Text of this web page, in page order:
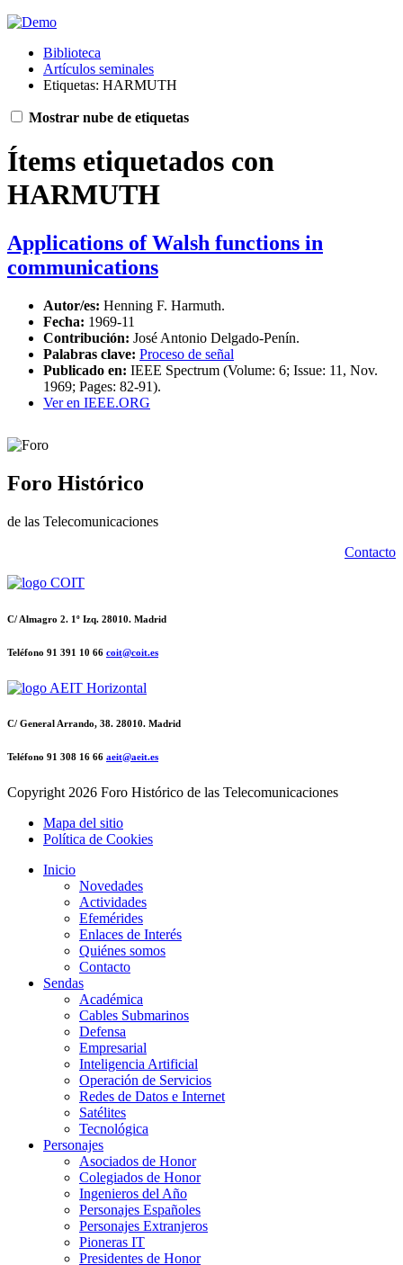
Biblioteca
Artículos seminales
Etiquetas: HARMUTH
Mostrar nube de etiquetas
Ítems etiquetados con
HARMUTH
Applications of Walsh functions in
communications
Autor/es: Henning F. Harmuth.
Fecha: 1969-11
Contribución: José Antonio Delgado-Penín.
Palabras clave: Proceso de señal
Publicado en: IEEE Spectrum (Volume: 6; Issue: 11, Nov.
1969; Pages: 82-91).
Ver en IEEE.ORG
Foro Histórico
de las Telecomunicaciones
Contacto
C/ Almagro 2. 1º Izq. 28010. Madrid
Teléfono 91 391 10 66 coit@coit.es
C/ General Arrando, 38. 28010. Madrid
Teléfono 91 308 16 66 aeit@aeit.es
Copyright2026 Foro Histórico de las Telecomunicaciones
Mapa del sitio
Política de Cookies
Inicio
Novedades
Actividades
Efemérides
Enlaces de Interés
Quiénes somos
Contacto
Sendas
Académica
Cables Submarinos
Defensa
Empresarial
Inteligencia Artificial
Operación de Servicios
Redes de Datos e Internet
Satélites
Tecnológica
Personajes
Asociados de Honor
Colegiados de Honor
Ingenieros del Año
Personajes Españoles
Personajes Extranjeros
Pioneras IT
Presidentes de Honor